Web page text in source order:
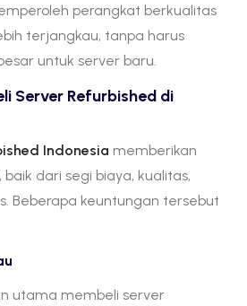
perangkat berkualitas
terjangkau, tanpa harus
untuk server baru.
Server Refurbished di
Indonesia memberikan
dari segi biaya, kualitas,
Beberapa keuntungan tersebut
utama membeli server